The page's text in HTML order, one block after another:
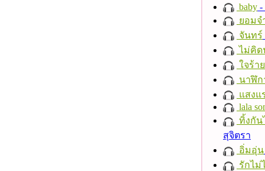
baby -
ยอม
จันทร์
ไม่คิด
ใจร้าย
นาฬิก
แสงแ
lala
ทิ้งกัน
สุจิตรา
อิ่มอุ่น
รักไม่